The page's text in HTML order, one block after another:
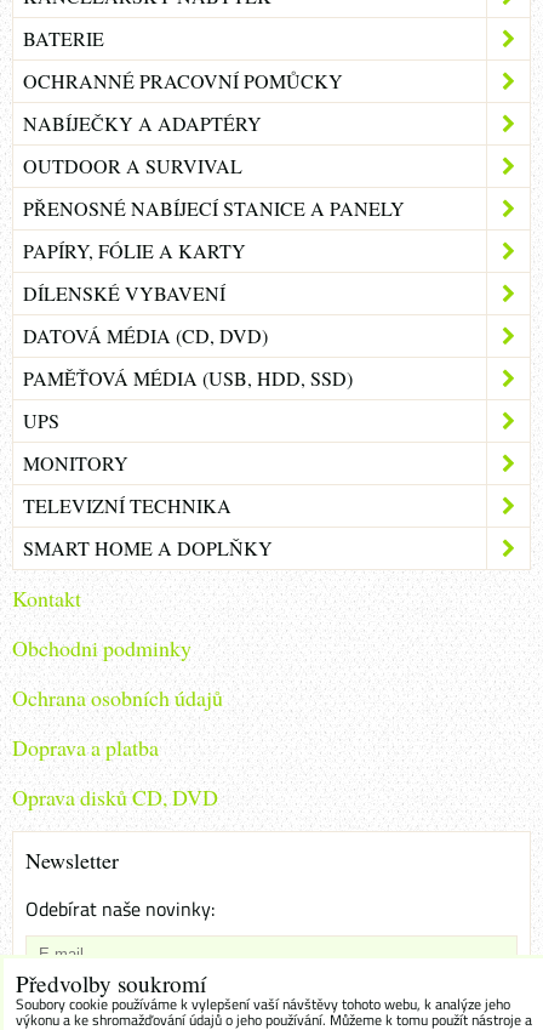
BATERIE
OCHRANNÉ PRACOVNÍ POMŮCKY
NABÍJEČKY A ADAPTÉRY
OUTDOOR A SURVIVAL
PŘENOSNÉ NABÍJECÍ STANICE A PANELY
PAPÍRY, FÓLIE A KARTY
DÍLENSKÉ VYBAVENÍ
DATOVÁ MÉDIA (CD, DVD)
PAMĚŤOVÁ MÉDIA (USB, HDD, SSD)
UPS
MONITORY
TELEVIZNÍ TECHNIKA
SMART HOME A DOPLŇKY
Kontakt
Obchodni podminky
Ochrana osobních údajů
Doprava a platba
Oprava disků CD, DVD
Newsletter
Odebírat naše novinky:
Chci se přihlásit k odběru novinek e-mailem
Předvolby soukromí
Soubory cookie používáme k vylepšení vaší návštěvy tohoto webu, k analýze jeho
výkonu a ke shromažďování údajů o jeho používání. Můžeme k tomu použít nástroje a